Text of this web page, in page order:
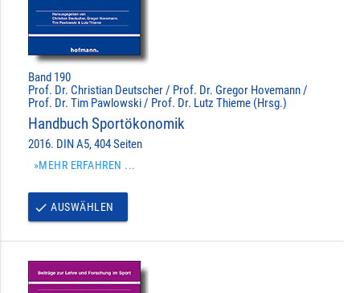
Band 190
Prof. Dr. Christian Deutscher / Prof. Dr. Gregor Hovemann /
Prof. Dr. Tim Pawlowski / Prof. Dr. Lutz Thieme (Hrsg.)
Handbuch Sportökonomik
2016. DIN A5, 404 Seiten
»MEHR ERFAHREN ...
done AUSWÄHLEN